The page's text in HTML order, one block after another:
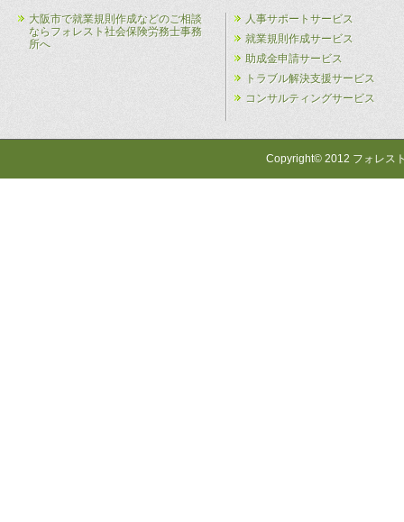
大阪市で就業規則作成などのご相談
ならフォレスト社会保険労務士事務
所へ
人事サポートサービス
就業規則作成サービス
助成金申請サービス
トラブル解決支援サービス
コンサルティングサービス
Copyright© 2012 フォレス